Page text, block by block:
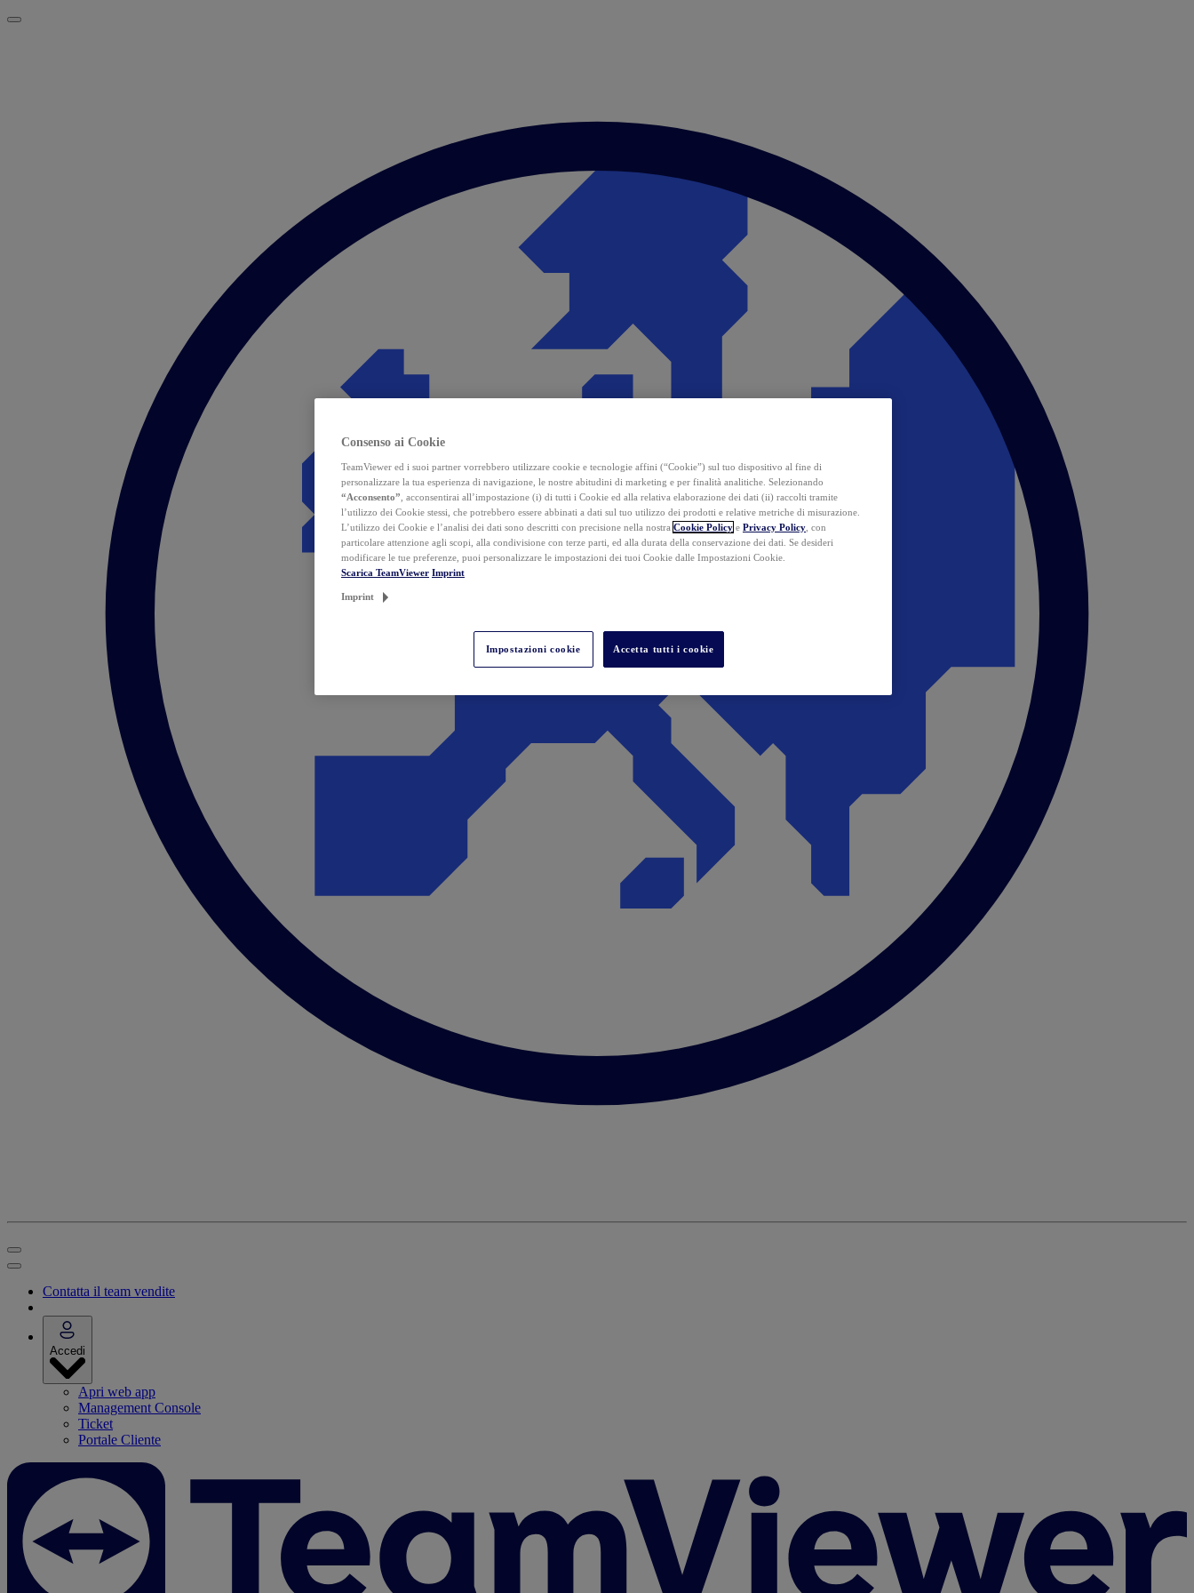
Contatta il team vendite
Accedi
Apri web app
Management Console
Ticket
Portale Cliente
Consenso ai Cookie
TeamViewer ed i suoi partner vorrebbero utilizzare cookie e tecnologie affini (“Cookie”) sul tuo dispositivo al fine di
personalizzare la tua esperienza di navigazione, le nostre abitudini di marketing e per finalità analitiche. Selezionando
“Acconsento” , acconsentirai all’impostazione (i) di tutti i Cookie ed alla relativa elaborazione dei dati (ii) raccolti tramite
l’utilizzo dei Cookie stessi, che potrebbero essere abbinati a dati sul tuo utilizzo dei prodotti e relative metriche di misurazione.
L’utilizzo dei Cookie e l’analisi dei dati sono descritti con precisione nella nostra Cookie Policy e Privacy Policy , con
particolare attenzione agli scopi, alla condivisione con terze parti, ed alla durata della conservazione dei dati. Se desideri
modificare le tue preferenze, puoi personalizzare le impostazioni dei tuoi Cookie dalle Impostazioni Cookie.
Scarica TeamViewer Imprint
Imprint
Impostazioni cookie Accetta tutti i cookie